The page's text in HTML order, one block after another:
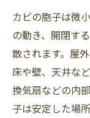
カビの胞子は微
の動き、開閉す
散されます。屋
床や壁、天井な
換気扇などの内
子は安定した場